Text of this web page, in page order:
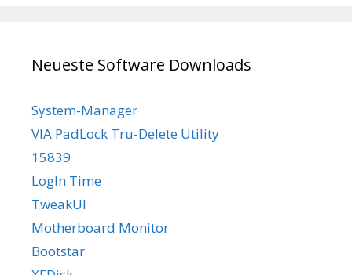
Neueste Software Downloads
System-Manager
VIA PadLock Tru-Delete Utility
15839
LogIn Time
TweakUI
Motherboard Monitor
Bootstar